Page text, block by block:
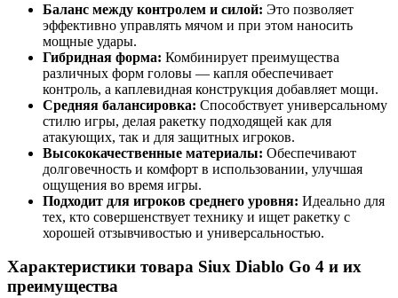
Баланс между контролем и силой: Это позволяет
эффективно управлять мячом и при этом наносить
мощные удары.
Гибридная форма: Комбинирует преимущества
различных форм головы — капля обеспечивает
контроль, а каплевидная конструкция добавляет мощи.
Средняя балансировка: Способствует универсальному
стилю игры, делая ракетку подходящей как для
атакующих, так и для защитных игроков.
Высококачественные материалы: Обеспечивают
долговечность и комфорт в использовании, улучшая
ощущения во время игры.
Подходит для игроков среднего уровня: Идеально для
тех, кто совершенствует технику и ищет ракетку с
хорошей отзывчивостью и универсальностью.
Характеристики товара Siux Diablo Go 4 и их
преимущества